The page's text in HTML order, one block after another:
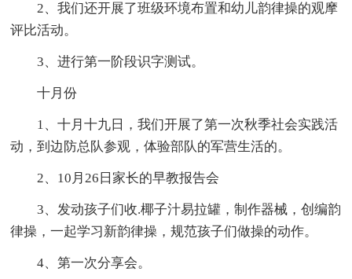
2、我们还开展了班级环境布置和幼儿韵律操的观摩
评比活动。
3、进行第一阶段识字测试。
十月份
1、十月十九日，我们开展了第一次秋季社会实践活
动，到边防总队参观，体验部队的军营生活的。
2、10月26日家长的早教报告会
3、发动孩子们收.椰子汁易拉罐，制作器械，创编韵
律操，一起学习新韵律操，规范孩子们做操的动作。
4、第一次分享会。